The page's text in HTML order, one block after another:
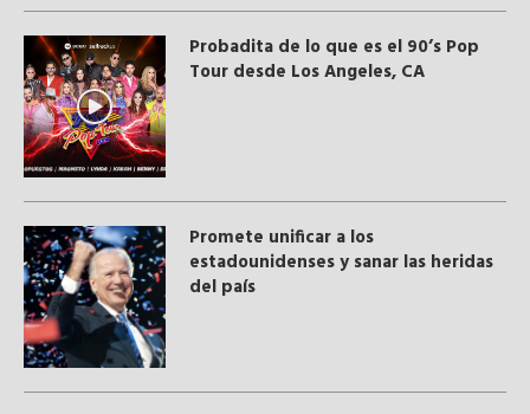
Probadita de lo que es el 90’s Pop
Tour desde Los Angeles, CA
Promete unificar a los
estadounidenses y sanar las heridas
del país